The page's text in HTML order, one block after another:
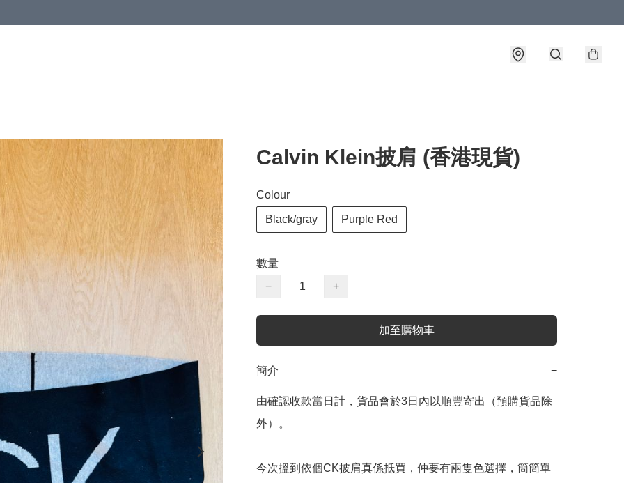
Calvin Klein披肩 (香港現貨)
Colour
Black/gray Purple Red
數量
−
+
加至購物車
簡介 −
由確認收款當日計，貨品會於3日內以順豐寄出（預購貨品除
外）。
今次搵到依個CK披肩真係抵買，仲要有兩隻色選擇，簡簡單